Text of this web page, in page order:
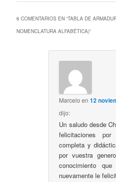
6 COMENTARIOS EN “TABLA DE
NOMENCLATURA ALFABÉTICA)”
Marcelo en12
dijo:
Un saludo desde
felicitaciones
completa y
por vuestra
conocimiento
nuevamente le